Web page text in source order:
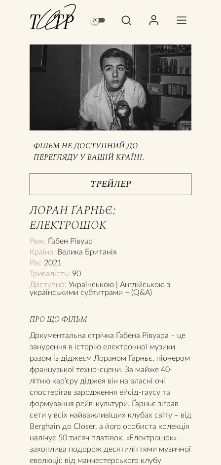
ФІЛЬМ НЕ ДОСТУПНИЙ ДО
ПЕРЕГЛЯДУ У ВАШІЙ КРАЇНІ.
ТРЕЙЛЕР
ЛОРАН ҐАРНЬЄ:
ЕЛЕКТРОШОК
Реж: Ґабен Рівуар
Країна: Велика Британія
Рік: 2021
Тривалість: 90
Доступно: Українською | Англійською з
українськими субтитрами + (Q&A)
ПРО ЩО ФІЛЬМ
Документальна стрічка Ґабена Рівуара – це
занурення в історію електронної музики
разом із діджеєм Лораном Ґарньє, піонером
французької техно-сцени. За майже 40-
літню кар’єру діджея він на власні очі
спостерігав зародження ейсід-гаусу та
формування рейв-культури. Ґарньє зіграв
сети у всіх найважливіших клубах світу – від
Berghain до Сloser, а його особиста колекція
налічує 50 тисяч платівок. «Електрошок» –
захоплива подорож десятиліттями музичної
еволюції: від манчестерського клубу